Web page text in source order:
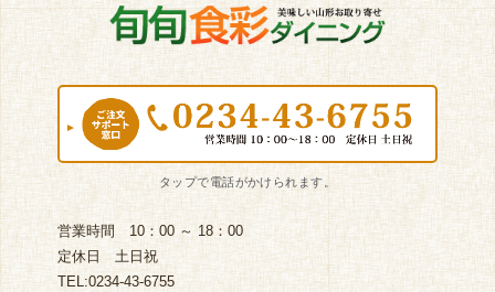
営業時間 10：00 ～ 18：00
定休日 土日祝
TEL:0234-43-6755